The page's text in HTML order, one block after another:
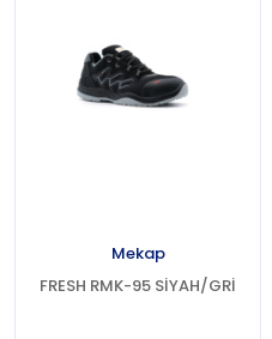
Mekap
FRESH RMK-95 SİYAH/GRİ